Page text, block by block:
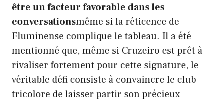
être un facteur favorable dans les
conversationsmême si la réticence de
Fluminense complique le tableau. Il a été
mentionné que, même si Cruzeiro est prêt à
rivaliser fortement pour cette signature, le
véritable défi consiste à convaincre le club
tricolore de laisser partir son précieux